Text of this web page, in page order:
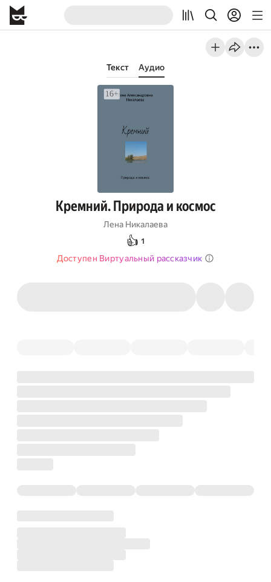
Текст Аудио
Кремний. Природа и космос
Лена Никалаева
👍 1
Доступен Виртуальный рассказчик